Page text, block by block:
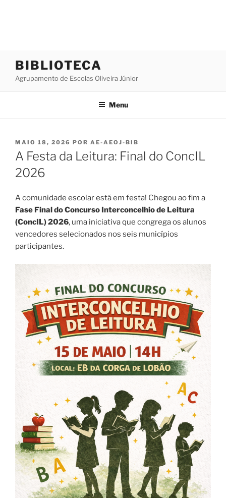
BIBLIOTECA
Agrupamento de Escolas Oliveira Júnior
Menu
PUBLICADO
EM
MAIO 18, 2026 POR AE-AEOJ-BIB
A Festa da Leitura: Final do ConcIL
2026
A comunidade escolar está em festa! Chegou ao fim a
Fase Final do Concurso Interconcelhio de Leitura
(ConcIL) 2026, uma iniciativa que congrega os alunos
vencedores selecionados nos seis municípios
participantes.